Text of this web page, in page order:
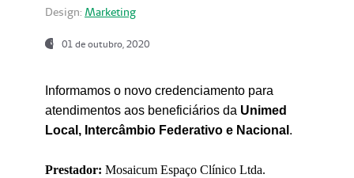
Design: Marketing
01 de outubro, 2020
Informamos o novo credenciamento para
atendimentos aos beneficiários da Unimed
Local, Intercâmbio Federativo e Nacional .
Prestador: Mosaicum Espaço Clínico Ltda.